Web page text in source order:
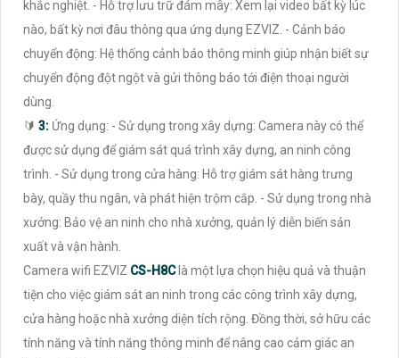
khắc nghiệt. - Hỗ trợ lưu trữ đám mây: Xem lại video bất kỳ lúc
nào, bất kỳ nơi đâu thông qua ứng dụng EZVIZ. - Cảnh báo
chuyển động: Hệ thống cảnh báo thông minh giúp nhận biết sự
chuyển động đột ngột và gửi thông báo tới điện thoại người
dùng.
🔰 3: Ứng dụng: - Sử dụng trong xây dựng: Camera này có thể
được sử dụng để giám sát quá trình xây dựng, an ninh công
trình. - Sử dụng trong cửa hàng: Hỗ trợ giám sát hàng trưng
bày, quầy thu ngân, và phát hiện trộm cắp. - Sử dụng trong nhà
xưởng: Bảo vệ an ninh cho nhà xưởng, quản lý diễn biến sản
xuất và vận hành.
Camera wifi EZVIZ CS-H8C là một lựa chọn hiệu quả và thuận
tiện cho việc giám sát an ninh trong các công trình xây dựng,
cửa hàng hoặc nhà xưởng diện tích rộng. Đồng thời, sở hữu các
tính năng và tính năng thông minh để nâng cao cảm giác an